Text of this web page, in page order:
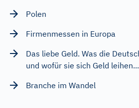
Polen
Firmenmessen in Europa
Das liebe Geld. Was die
und wofür sie sich Geld leihen...
Branche im Wandel